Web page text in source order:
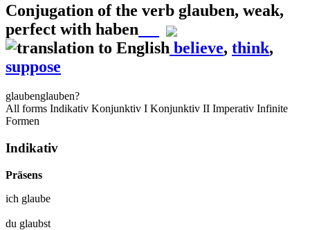
Conjugation of the verb glauben, weak,
perfect with haben
believe, think,
suppose
glaubenglauben?
All forms Indikativ Konjunktiv I Konjunktiv II Imperativ Infinite
Formen
Indikativ
Präsens
ich glaube
du glaubst